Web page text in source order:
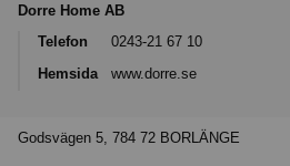
Dorre Home AB
Telefon
0243-21 67 10
Hemsida
www.dorre.se
Godsvägen 5, 784 72 BORLÄNGE